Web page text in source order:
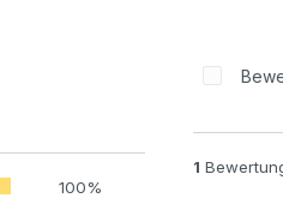
100%
1